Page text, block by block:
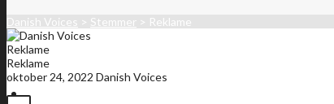
Forside
Danish Voices > Stemmer > Reklame
Reklame
Reklame
oktober 24, 2022 Danish Voices